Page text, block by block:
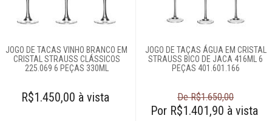
Cama e banho
Decoração
Login
JOGO DE TACAS VINHO BRANCO EM
CRISTAL STRAUSS CLÁSSICOS
225.069 6 PEÇAS 330ML
R$1.450,00 à vista
JOGO DE TAÇAS ÁGUA EM CRISTAL
STRAUSS BICO DE JACA 416ML 6
PEÇAS 401.601.166
De R$1.650,00
Por R$1.401,90 à vista